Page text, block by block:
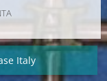
Italy